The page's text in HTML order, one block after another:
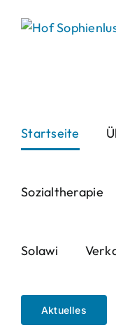
Startseite
Sozialtherapie
Solawi
Aktuelles